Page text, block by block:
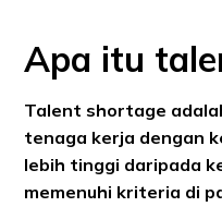
Apa itu
Talent shortage
tenaga kerja dengan
lebih tinggi daripada
memenuhi kriteria di